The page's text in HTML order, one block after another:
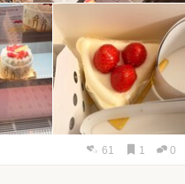
61 1 0